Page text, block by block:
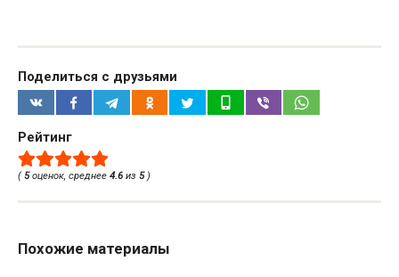
Поделиться с друзьями
Рейтинг
(5оценок, среднее 4.6 из 5)
Похожие материалы